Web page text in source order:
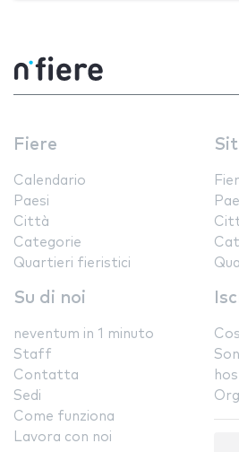
Fiere
Calendario
Paesi
Città
Categorie
Quartieri fieristici
Su di noi
neventum in 1 minuto
Staff
Contatta
Sedi
Come funziona
Lavora con noi